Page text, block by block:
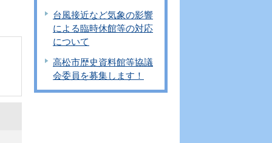
台風接近など気象の影響
による臨時休館等の対応
について
高松市歴史資料館等協議
会委員を募集します！